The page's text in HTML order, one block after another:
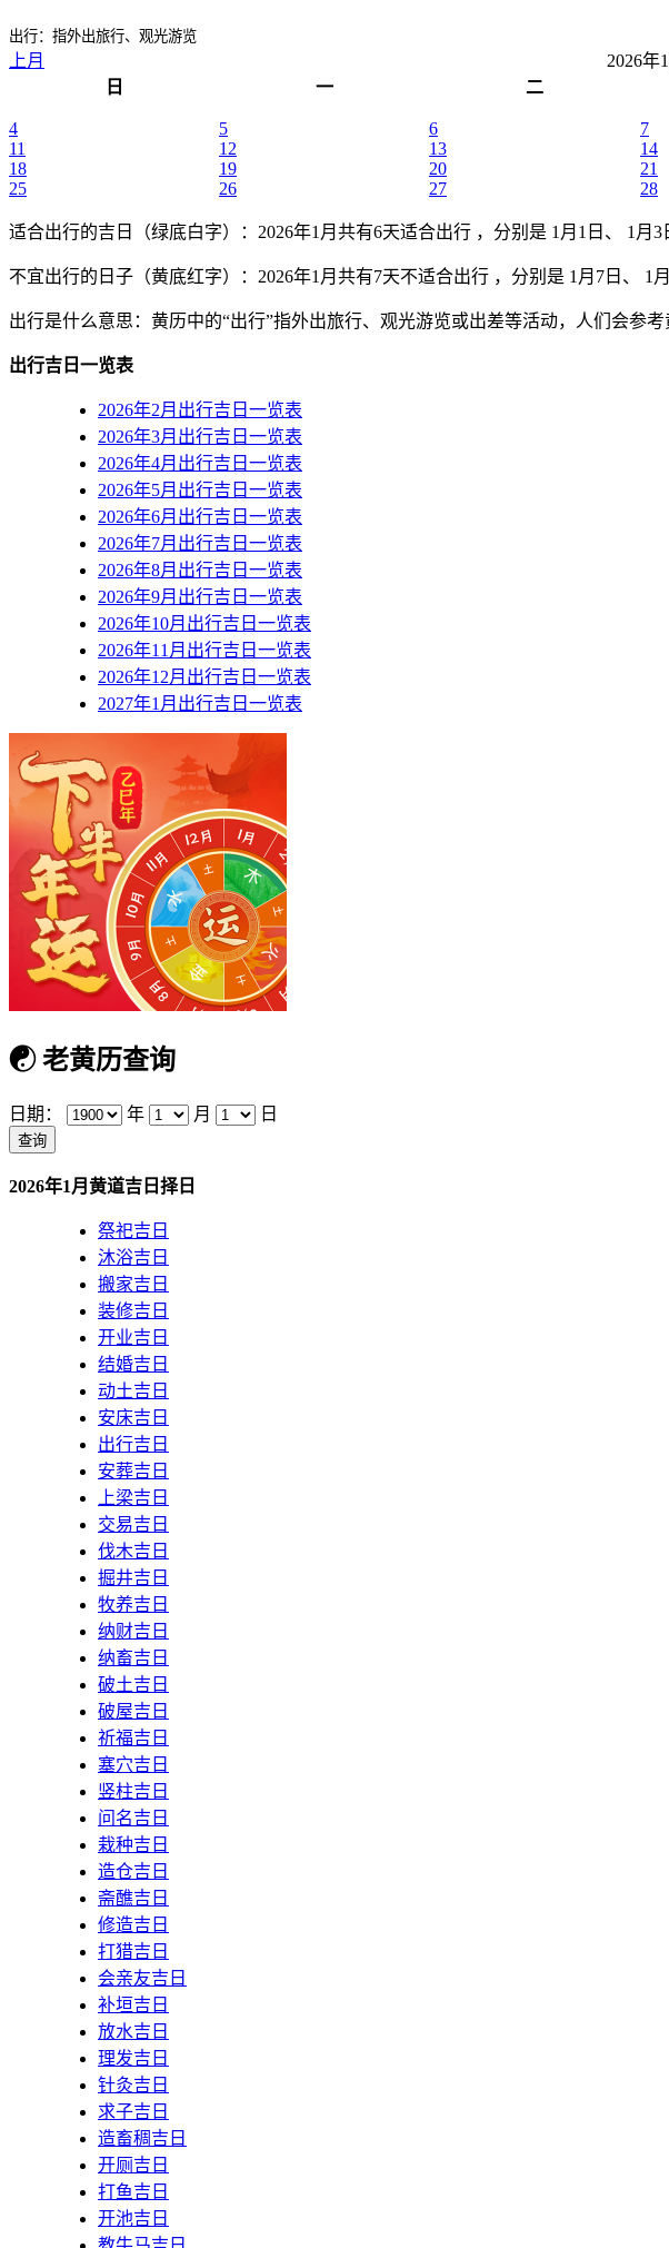
出行：指外出旅行、观光游览
上月 2026年
日
一 二
4
5 6 7
11
12 13 14
18
19 20 21
25
26 27 28
适合出行的吉日（绿底白字） ：2026年1月共有6天适合出行 ，分别是 1月1日、 1月3
不宜出行的日子（黄底红字） ：2026年1月共有7天不适合出行 ，分别是 1月7日、 1
出行是什么意思：黄历中的“出行”指外出旅行、观光游览或出差等活动，人们会参
出行吉日一览表
2026年2月出行吉日一览表
2026年3月出行吉日一览表
2026年4月出行吉日一览表
2026年5月出行吉日一览表
2026年6月出行吉日一览表
2026年7月出行吉日一览表
2026年8月出行吉日一览表
2026年9月出行吉日一览表
2026年10月出行吉日一览表
2026年11月出行吉日一览表
2026年12月出行吉日一览表
2027年1月出行吉日一览表
☯老黄历查询
日期： 年 月 日
2026年1月黄道吉日择日
祭祀吉日
沐浴吉日
搬家吉日
装修吉日
开业吉日
结婚吉日
动土吉日
安床吉日
出行吉日
安葬吉日
上梁吉日
交易吉日
伐木吉日
掘井吉日
牧养吉日
纳财吉日
纳畜吉日
破土吉日
破屋吉日
祈福吉日
塞穴吉日
竖柱吉日
问名吉日
栽种吉日
造仓吉日
斋醮吉日
修造吉日
打猎吉日
会亲友吉日
补垣吉日
放水吉日
理发吉日
针灸吉日
求子吉日
造畜稠吉日
开厕吉日
打鱼吉日
开池吉日